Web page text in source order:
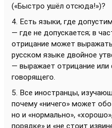
(«Быстро ушёл отсюда!»)?
4. Есть языки, где
— где не допускается; в
отрицание может
русском языке двойное
— выражает отрицание или
говорящего.
5. Все иностранцы,
почему «ничего» может
но и «нормально»,
порядке» и «не стоит